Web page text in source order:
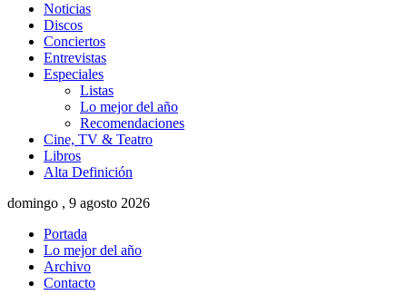
Noticias
Discos
Conciertos
Entrevistas
Especiales
Listas
Lo mejor del año
Recomendaciones
Cine, TV & Teatro
Libros
Alta Definición
domingo , 9 agosto 2026
Portada
Lo mejor del año
Archivo
Contacto